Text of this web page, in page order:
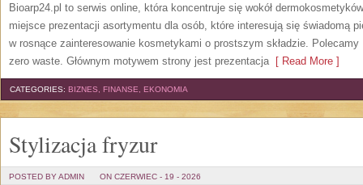
Bioarp24.pl to serwis online, która koncentruje się wokół
miejsce prezentacji asortymentu dla osób, które interesują się świadomą
w rosnące zainteresowanie kosmetykami o prostszym składzie. Polecamy
zero waste. Głównym motywem strony jest prezentacja[ Read More ]
CATEGORIES: BIZNES, FINANSE, EKONOMIA
Stylizacja fryzur
POSTED BY ADMIN ON CZERWIEC - 19 - 2026